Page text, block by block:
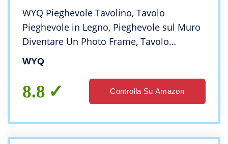
WYQ Pieghevole Tavolino, Tavolo
Pieghevole in Legno, Pieghevole sul Muro
Diventare Un Photo Frame, Tavolo
Pieghevole, Muro scrivanie Montato for
Piccoli spazi (Colore : Bianca, Taglia :
80cm×120cm)
WYQ
8.8 Controlla Su Amazon